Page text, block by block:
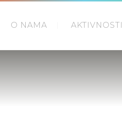
O NAMA AKTIVNOSTI